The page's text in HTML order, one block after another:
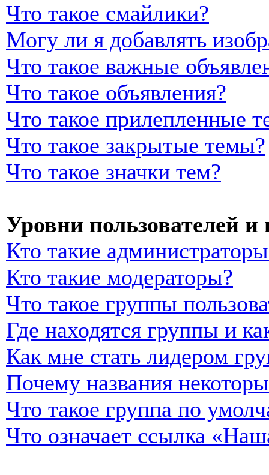
Что такое смайлики?
Могу ли я добавлять
Что такое важные
Что такое объявления?
Что такое прилепленные
Что такое закрытые темы?
Что такое значки тем?
Уровни пользователей
Кто такие
Кто такие модераторы?
Что такое группы
Где находятся группы и
Как мне стать лидером
Почему названия
Что такое группа по
Что означает ссылка